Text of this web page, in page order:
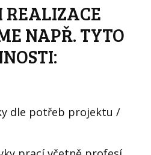
REALIZACE
NAPŘ. TYTO
dle potřeb projektu /